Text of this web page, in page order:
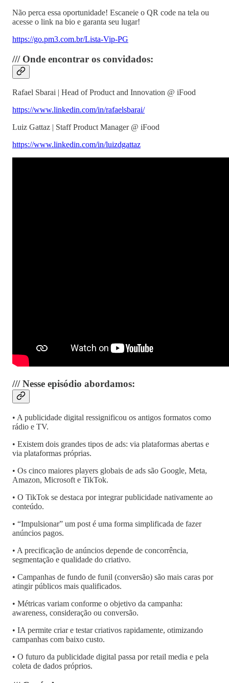
Não perca essa oportunidade! Escaneie o QR code na tela ou
acesse o link na bio e garanta seu lugar!
⁠https://go.pm3.com.br/Lista-Vip-PG
/// Onde encontrar os convidados:
Rafael Sbarai | Head of Product and Innovation @ iFood
⁠https://www.linkedin.com/in/rafaelsbarai/⁠
Luiz Gattaz | Staff Product Manager @ iFood
⁠https://www.linkedin.com/in/luizdgattaz⁠
/// Nesse episódio abordamos:
• A publicidade digital ressignificou os antigos formatos como
rádio e TV.
• Existem dois grandes tipos de ads: via plataformas abertas e
via plataformas próprias.
• Os cinco maiores players globais de ads são Google, Meta,
Amazon, Microsoft e TikTok.
• O TikTok se destaca por integrar publicidade nativamente ao
conteúdo.
• “Impulsionar” um post é uma forma simplificada de fazer
anúncios pagos.
• A precificação de anúncios depende de concorrência,
segmentação e qualidade do criativo.
• Campanhas de fundo de funil (conversão) são mais caras por
atingir públicos mais qualificados.
• Métricas variam conforme o objetivo da campanha:
awareness, consideração ou conversão.
• IA permite criar e testar criativos rapidamente, otimizando
campanhas com baixo custo.
• O futuro da publicidade digital passa por retail media e pela
coleta de dados próprios.